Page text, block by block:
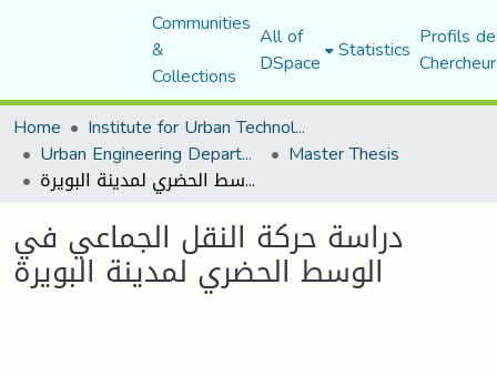
Communities
&
Collections
All of
DSpace Statistics Profils
Home
Institute for Urban Technology Management
Urban Engineering Department Master Thesis
دراسة حركة النقل الجماعي في الوسط الحضري لمدينة البويرة
دراسة حركة النقل الجماعي في
الوسط الحضري لمدينة البويرة